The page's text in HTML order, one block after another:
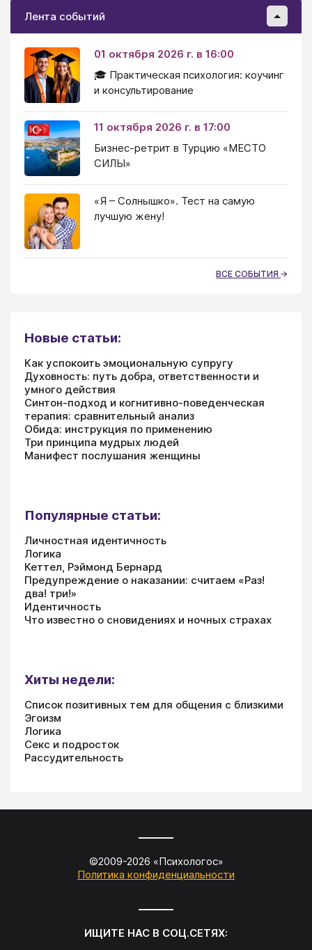
Лента событий
01 октября 2026 г. в 16:00
🎓 Практическая психология: коучинг
и консультирование
11 октября 2026 г. в 17:00
Бизнес-ретрит в Турцию «МЕСТО
СИЛЫ»
«Я – Солнышко». Тест на самую
лучшую жену!
ВСЕ СОБЫТИЯ
Новые статьи:
Как успокоить эмоциональную супругу
Духовность: путь добра, ответственности и
умного действия
Синтон-подход и когнитивно-поведенческая
терапия: сравнительный анализ
Обида: инструкция по применению
Три принципа мудрых людей
Манифест послушания женщины
Популярные статьи:
Личностная идентичность
Логика
Кеттел, Рэймонд Бернард
Предупреждение о наказании: считаем «Раз!
два! три!»
Идентичность
Что известно о сновидениях и ночных страхах
Хиты недели:
Список позитивных тем для общения с близкими
Эгоизм
Логика
Секс и подросток
Рассудительность
©2009-2026 «Психологос»
Политика конфиденциальности
ИЩИТЕ НАС В СОЦ.СЕТЯХ: